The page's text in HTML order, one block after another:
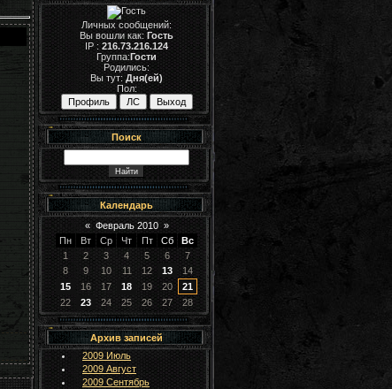
Личных сообщений:
Вы вошли как: Гость
IP : 216.73.216.124
Группа:Гости
Родились:
Вы тут: Дня(ей)
Пол:
Поиск
Календарь
« Февраль 2010 »
Пн
Вт Ср Чт Пт Сб
Вс
1
2 3 4 5 6
7
8
9 10 11 12 13
14
15
16 17 18 19 20
21
22
23 24 25 26 27 28
Архив записей
2009 Июль
2009 Август
2009 Сентябрь